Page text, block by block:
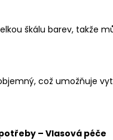
škálu barev, takže
což umožňuje
– Vlasová péče